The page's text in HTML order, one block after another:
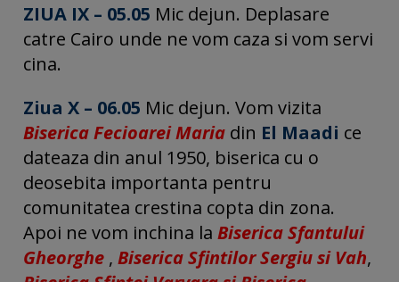
ZIUA IX – 05.05 Mic dejun. Deplasare
catre Cairo unde ne vom caza si vom servi
cina.
Ziua X – 06.05 Mic dejun. Vom vizita
Biserica Fecioarei Maria din El Maadi ce
dateaza din anul 1950, biserica cu o
deosebita importanta pentru
comunitatea crestina copta din zona.
Apoi ne vom inchina la Biserica Sfantului
Gheorghe , Biserica Sfintilor Sergiu si Vah,